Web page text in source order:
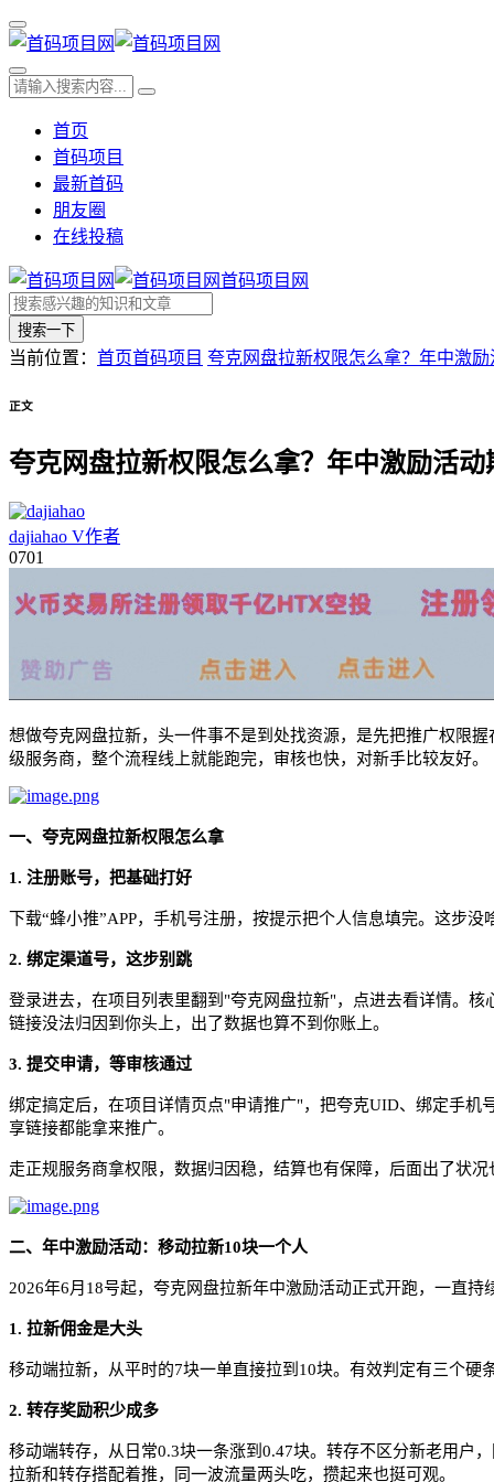
首页
首码项目
最新首码
朋友圈
在线投稿
首码项目网
搜索一下
当前位置： 首页首码项目 夸克网盘拉新权限怎么拿？年中激
正文
夸克网盘拉新权限怎么拿？年中激励活动
dajiahao V作者
0701
想做夸克网盘拉新，头一件事不是到处找资源，是先把推广权限
级服务商，整个流程线上就能跑完，审核也快，对新手比较友好。
一、 夸克网盘拉新权限怎么拿
1. 注册账号，把基础打好
下载“蜂小推”APP，手机号注册，按提示把个人信息填完。这步没
2. 绑定渠道号，这步别跳
登录进去，在项目列表里翻到 "夸克网盘拉新"，点进去看详情。
链接没法归因到你头上，出了数据也算不到你账上。
3. 提交申请，等审核通过
绑定搞定后，在项目详情页点"申请推广"，把夸克UID、绑定手机
享链接都能拿来推广。
走正规服务商拿权限，数据归因稳，结算也有保障，后面出了状
二、 年中激励活动：移动拉新10块一个人
2026年6月18号起，夸克网盘拉新年中激励活动正式开跑，一直
1. 拉新佣金是大头
移动端拉新，从平时的7块一单直接拉到10块。有效判定有三个硬
2. 转存奖励积少成多
移动端转存，从日常0.3块一条涨到0.47块。转存不区分新老用户
拉新和转存搭配着推，同一波流量两头吃，攒起来也挺可观。